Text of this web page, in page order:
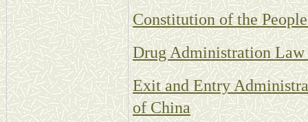
Constitution of the
Drug Administration Law
Exit and Entry
of China